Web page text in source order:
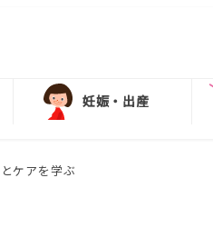
妊娠・出産
ケアを学ぶ